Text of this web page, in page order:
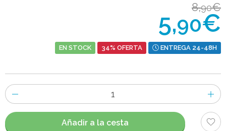
8,90€
5,90€
EN STOCK 34% OFERTA ENTREGA 24-48H
Número
de
artículos
Añadir a la cesta